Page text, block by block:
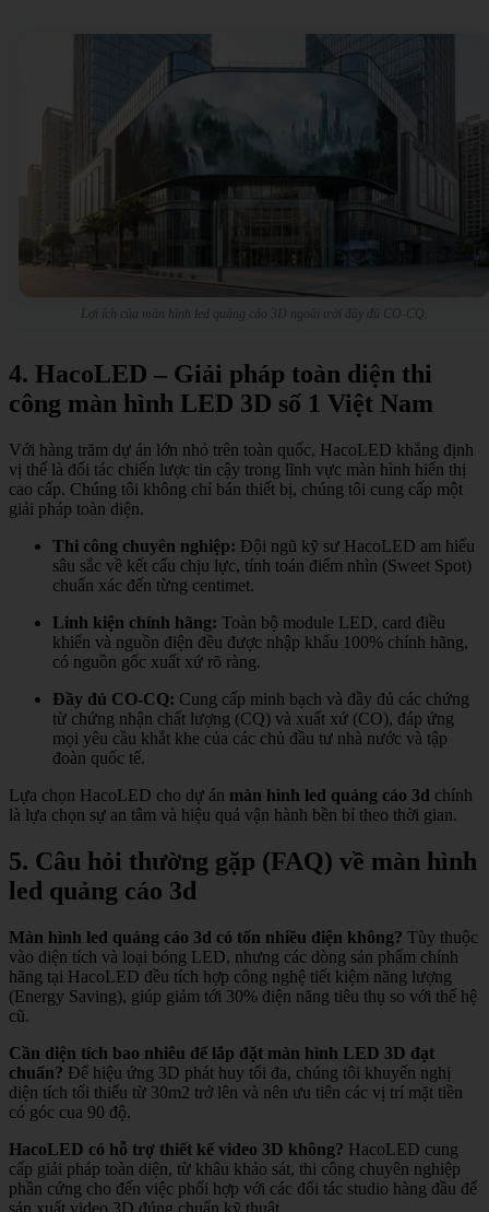
Lợi ích của màn hình led quảng cáo 3D ngoài trời đầy đủ CO-CQ.
4. HacoLED – Giải pháp toàn diện thi
công màn hình LED 3D số 1 Việt Nam
Với hàng trăm dự án lớn nhỏ trên toàn quốc, HacoLED khẳng định
vị thế là đối tác chiến lược tin cậy trong lĩnh vực màn hình hiển thị
cao cấp. Chúng tôi không chỉ bán thiết bị, chúng tôi cung cấp một
giải pháp toàn diện.
Thi công chuyên nghiệp: Đội ngũ kỹ sư HacoLED am hiểu
sâu sắc về kết cấu chịu lực, tính toán điểm nhìn (Sweet Spot)
chuẩn xác đến từng centimet.
Linh kiện chính hãng: Toàn bộ module LED, card điều
khiển và nguồn điện đều được nhập khẩu 100% chính hãng,
có nguồn gốc xuất xứ rõ ràng.
Đầy đủ CO-CQ: Cung cấp minh bạch và đầy đủ các chứng
từ chứng nhận chất lượng (CQ) và xuất xứ (CO), đáp ứng
mọi yêu cầu khắt khe của các chủ đầu tư nhà nước và tập
đoàn quốc tế.
Lựa chọn HacoLED cho dự án màn hình led quảng cáo 3d chính
là lựa chọn sự an tâm và hiệu quả vận hành bền bỉ theo thời gian.
5. Câu hỏi thường gặp (FAQ) về màn hình
led quảng cáo 3d
Màn hình led quảng cáo 3d có tốn nhiều điện không? Tùy thuộc
vào diện tích và loại bóng LED, nhưng các dòng sản phẩm chính
hãng tại HacoLED đều tích hợp công nghệ tiết kiệm năng lượng
(Energy Saving), giúp giảm tới 30% điện năng tiêu thụ so với thế hệ
cũ.
Cần diện tích bao nhiêu để lắp đặt màn hình LED 3D đạt
chuẩn? Để hiệu ứng 3D phát huy tối đa, chúng tôi khuyến nghị
diện tích tối thiểu từ 30m2 trở lên và nên ưu tiên các vị trí mặt tiền
có góc cua 90 độ.
HacoLED có hỗ trợ thiết kế video 3D không? HacoLED cung
cấp giải pháp toàn diện, từ khâu khảo sát, thi công chuyên nghiệp
phần cứng cho đến việc phối hợp với các đối tác studio hàng đầu để
sản xuất video 3D đúng chuẩn kỹ thuật.